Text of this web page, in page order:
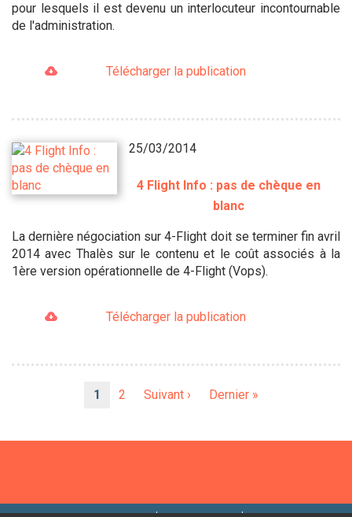
pour lesquels il est devenu un interlocuteur incontournable
de l'administration.
Télécharger la publication
25/03/2014
4 Flight Info : pas de chèque en
blanc
La dernière négociation sur 4-Flight doit se terminer fin avril
2014 avec Thalès sur le contenu et le coût associés à la
1ère version opérationnelle de 4-Flight (Vops).
Télécharger la publication
Page
1 Page
2
Page
Suivant ›
Dernière
Dernier »